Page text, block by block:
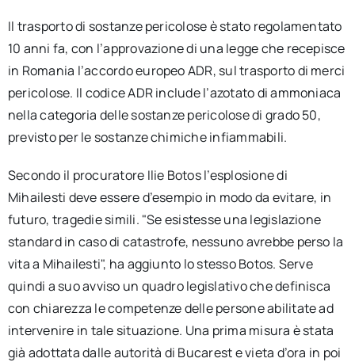
Il trasporto di sostanze pericolose è stato regolamentato
10 anni fa, con l’approvazione di una legge che recepisce
in Romania l’accordo europeo ADR, sul trasporto di merci
pericolose. Il codice ADR include l’azotato di ammoniaca
nella categoria delle sostanze pericolose di grado 50,
previsto per le sostanze chimiche infiammabili.
Secondo il procuratore Ilie Botos l’esplosione di
Mihailesti deve essere d’esempio in modo da evitare, in
futuro, tragedie simili. "Se esistesse una legislazione
standard in caso di catastrofe, nessuno avrebbe perso la
vita a Mihailesti", ha aggiunto lo stesso Botos. Serve
quindi a suo avviso un quadro legislativo che definisca
con chiarezza le competenze delle persone abilitate ad
intervenire in tale situazione. Una prima misura è stata
già adottata dalle autorità di Bucarest e vieta d’ora in poi